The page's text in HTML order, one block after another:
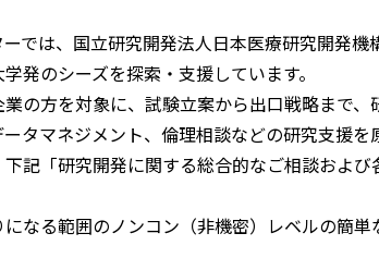
では、国立研究開発法人日本医療研究開発機
発のシーズを探索・支援しています。
の方を対象に、試験立案から出口戦略まで
タマネジメント、倫理相談などの研究支援を
記「研究開発に関する総合的なご相談およ
なる範囲のノンコン（非機密）レベルの簡